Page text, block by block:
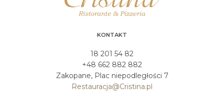
KONTAKT
18 201 54 82
+48 662 882 882
Zakopane, Plac niepodległości 7
Restauracja@Cristina.pl